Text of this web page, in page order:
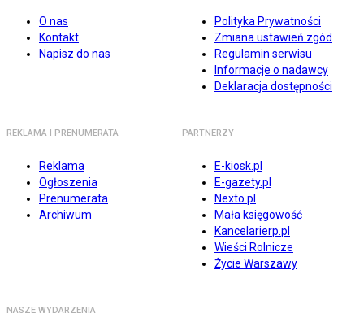
O nas
Kontakt
Napisz do nas
Polityka Prywatności
Zmiana ustawień zgód
Regulamin serwisu
Informacje o nadawcy
Deklaracja dostępności
REKLAMA I PRENUMERATA
Reklama
Ogłoszenia
Prenumerata
Archiwum
PARTNERZY
E-kiosk.pl
E-gazety.pl
Nexto.pl
Mała księgowość
Kancelarierp.pl
Wieści Rolnicze
Życie Warszawy
NASZE WYDARZENIA